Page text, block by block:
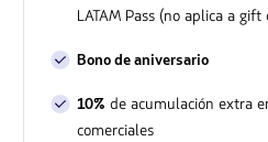
LATAM Pass (no aplica a gift
Bono de aniversario
10% de acumulación extra
comerciales